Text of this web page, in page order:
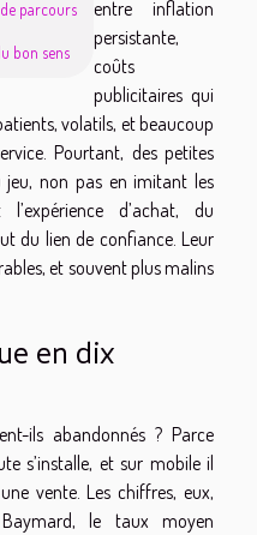
parcours
bon sens
entre inflation
persistante,
coûts
publicitaires qui
volatils, et beaucoup
Pourtant, des petites
non pas en imitant les
d’achat, du
du lien de confiance. Leur
et souvent plus malins
en dix
ils abandonnés ? Parce
s’installe, et sur mobile il
vente. Les chiffres, eux,
le taux moyen